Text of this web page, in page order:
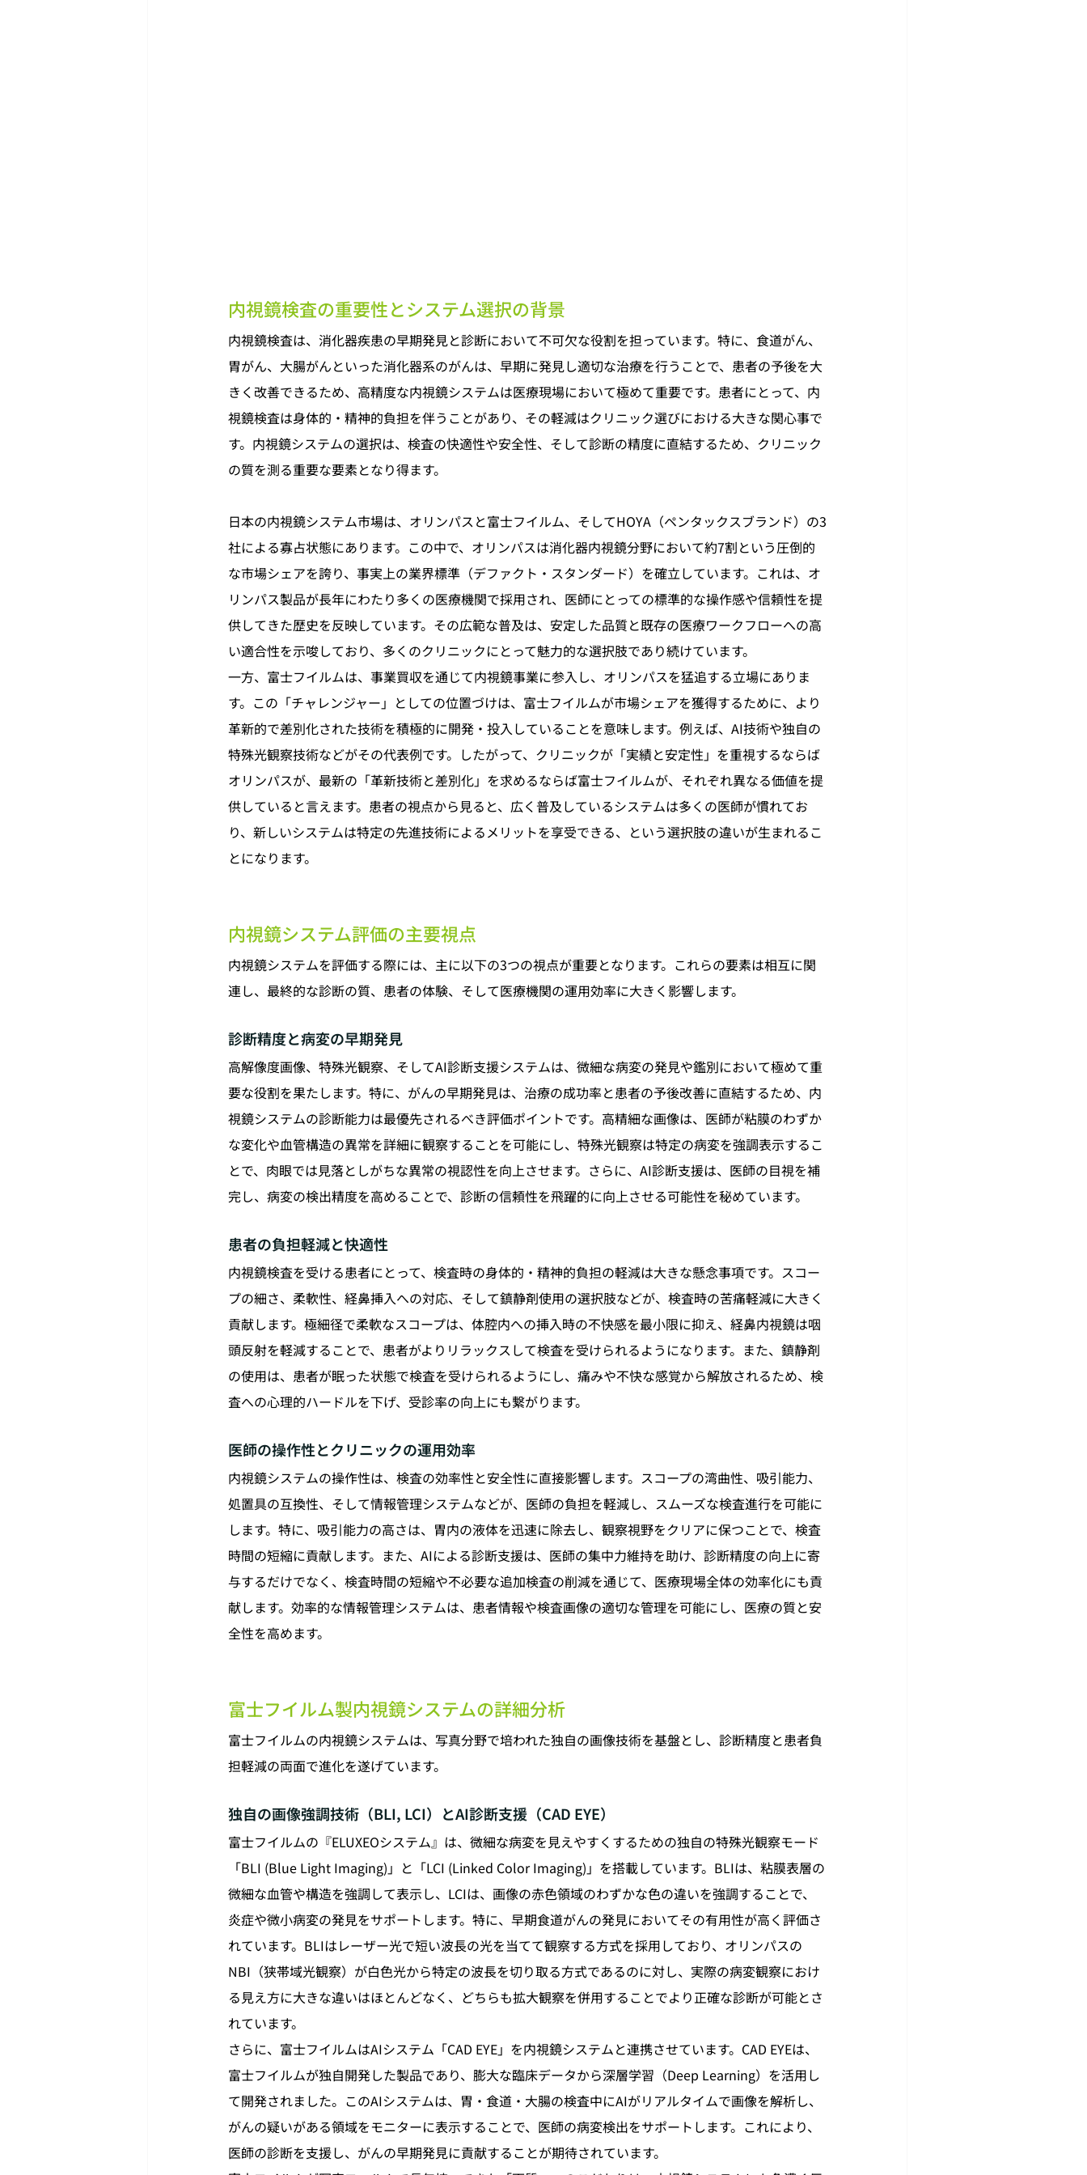
内視鏡検査の重要性とシステム選択の背景
内視鏡検査は、消化器疾患の早期発見と診断において不可欠な役割を担っています。特に、食道がん、
胃がん、大腸がんといった消化器系のがんは、早期に発見し適切な治療を行うことで、患者の予後を大
きく改善できるため、高精度な内視鏡システムは医療現場において極めて重要です。患者にとって、内
視鏡検査は身体的・精神的負担を伴うことがあり、その軽減はクリニック選びにおける大きな関心事で
す。内視鏡システムの選択は、検査の快適性や安全性、そして診断の精度に直結するため、クリニック
の質を測る重要な要素となり得ます。
日本の内視鏡システム市場は、オリンパスと富士フイルム、そしてHOYA（ペンタックスブランド）の3
社による寡占状態にあります。この中で、オリンパスは消化器内視鏡分野において約7割という圧倒的
な市場シェアを誇り、事実上の業界標準（デファクト・スタンダード）を確立しています。これは、オ
リンパス製品が長年にわたり多くの医療機関で採用され、医師にとっての標準的な操作感や信頼性を提
供してきた歴史を反映しています。その広範な普及は、安定した品質と既存の医療ワークフローへの高
い適合性を示唆しており、多くのクリニックにとって魅力的な選択肢であり続けています。
一方、富士フイルムは、事業買収を通じて内視鏡事業に参入し、オリンパスを猛追する立場にありま
す。この「チャレンジャー」としての位置づけは、富士フイルムが市場シェアを獲得するために、より
革新的で差別化された技術を積極的に開発・投入していることを意味します。例えば、AI技術や独自の
特殊光観察技術などがその代表例です。したがって、クリニックが「実績と安定性」を重視するならば
オリンパスが、最新の「革新技術と差別化」を求めるならば富士フイルムが、それぞれ異なる価値を提
供していると言えます。患者の視点から見ると、広く普及しているシステムは多くの医師が慣れてお
り、新しいシステムは特定の先進技術によるメリットを享受できる、という選択肢の違いが生まれるこ
とになります。
内視鏡システム評価の主要視点
内視鏡システムを評価する際には、主に以下の3つの視点が重要となります。これらの要素は相互に関
連し、最終的な診断の質、患者の体験、そして医療機関の運用効率に大きく影響します。
診断精度と病変の早期発見
高解像度画像、特殊光観察、そしてAI診断支援システムは、微細な病変の発見や鑑別において極めて重
要な役割を果たします。特に、がんの早期発見は、治療の成功率と患者の予後改善に直結するため、内
視鏡システムの診断能力は最優先されるべき評価ポイントです。高精細な画像は、医師が粘膜のわずか
な変化や血管構造の異常を詳細に観察することを可能にし、特殊光観察は特定の病変を強調表示するこ
とで、肉眼では見落としがちな異常の視認性を向上させます。さらに、AI診断支援は、医師の目視を補
完し、病変の検出精度を高めることで、診断の信頼性を飛躍的に向上させる可能性を秘めています。
患者の負担軽減と快適性
内視鏡検査を受ける患者にとって、検査時の身体的・精神的負担の軽減は大きな懸念事項です。スコー
プの細さ、柔軟性、経鼻挿入への対応、そして鎮静剤使用の選択肢などが、検査時の苦痛軽減に大きく
貢献します。極細径で柔軟なスコープは、体腔内への挿入時の不快感を最小限に抑え、経鼻内視鏡は咽
頭反射を軽減することで、患者がよりリラックスして検査を受けられるようになります。また、鎮静剤
の使用は、患者が眠った状態で検査を受けられるようにし、痛みや不快な感覚から解放されるため、検
査への心理的ハードルを下げ、受診率の向上にも繋がります。
医師の操作性とクリニックの運用効率
内視鏡システムの操作性は、検査の効率性と安全性に直接影響します。スコープの湾曲性、吸引能力、
処置具の互換性、そして情報管理システムなどが、医師の負担を軽減し、スムーズな検査進行を可能に
します。特に、吸引能力の高さは、胃内の液体を迅速に除去し、観察視野をクリアに保つことで、検査
時間の短縮に貢献します。また、AIによる診断支援は、医師の集中力維持を助け、診断精度の向上に寄
与するだけでなく、検査時間の短縮や不必要な追加検査の削減を通じて、医療現場全体の効率化にも貢
献します。効率的な情報管理システムは、患者情報や検査画像の適切な管理を可能にし、医療の質と安
全性を高めます。
富士フイルム製内視鏡システムの詳細分析
富士フイルムの内視鏡システムは、写真分野で培われた独自の画像技術を基盤とし、診断精度と患者負
担軽減の両面で進化を遂げています。
独自の画像強調技術（BLI, LCI）とAI診断支援（CAD EYE）
富士フイルムの『ELUXEOシステム』は、微細な病変を見えやすくするための独自の特殊光観察モード
「BLI (Blue Light Imaging)」と「LCI (Linked Color Imaging)」を搭載しています。BLIは、粘膜表層の
微細な血管や構造を強調して表示し、LCIは、画像の赤色領域のわずかな色の違いを強調することで、
炎症や微小病変の発見をサポートします。特に、早期食道がんの発見においてその有用性が高く評価さ
れています。BLIはレーザー光で短い波長の光を当てて観察する方式を採用しており、オリンパスの
NBI（狭帯域光観察）が白色光から特定の波長を切り取る方式であるのに対し、実際の病変観察におけ
る見え方に大きな違いはほとんどなく、どちらも拡大観察を併用することでより正確な診断が可能とさ
れています。
さらに、富士フイルムはAIシステム「CAD EYE」を内視鏡システムと連携させています。CAD EYEは、
富士フイルムが独自開発した製品であり、膨大な臨床データから深層学習（Deep Learning）を活用し
て開発されました。このAIシステムは、胃・食道・大腸の検査中にAIがリアルタイムで画像を解析し、
がんの疑いがある領域をモニターに表示することで、医師の病変検出をサポートします。これにより、
医師の診断を支援し、がんの早期発見に貢献することが期待されています。